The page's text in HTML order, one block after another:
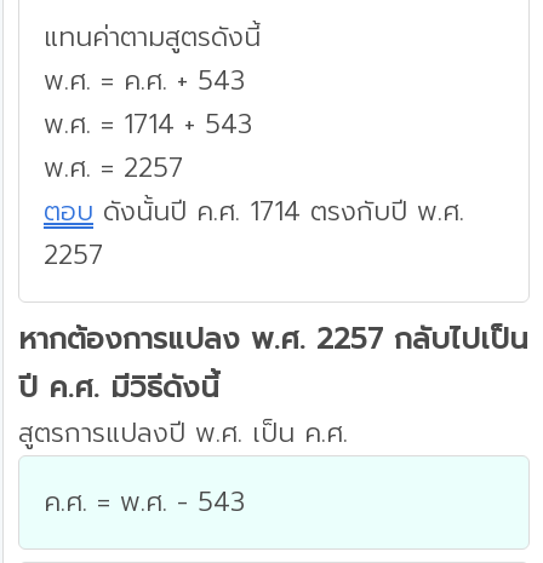
แทนค่าตามสูตรดังนี้
พ.ศ. = ค.ศ. + 543
พ.ศ. = 1714 + 543
พ.ศ. = 2257
ตอบ ดังนั้นปี ค.ศ. 1714 ตรงกับปี พ.ศ.
2257
หากต้องการแปลง พ.ศ. 2257 กลับไปเป็น
ปี ค.ศ. มีวิธีดังนี้
สูตรการแปลงปี พ.ศ. เป็น ค.ศ.
ค.ศ. = พ.ศ. - 543